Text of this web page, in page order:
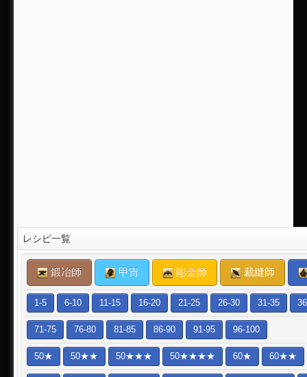
レシピ一覧
鍛冶師 甲冑 彫金師 裁縫師
1-5 6-10 11-15 16-20 21-25 26-30 31-35
71-75 76-80 81-85 86-90 91-95 96-100
50★ 50★★ 50★★★ 50★★★★ 60★ 60★★